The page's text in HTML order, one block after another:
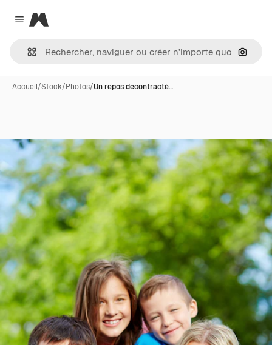
Close menu
Magnific
Accueil/Stock/Photos/Un repos décontracté…